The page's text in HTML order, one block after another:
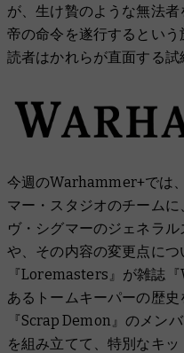
が、生け贄のような無法
帝の命令を遂行するという
読者はかれらが直面する試
今週のWarhammer+では
マー・スタジオのチーム
ヴ・シグマーのジェネラ
や、その内容の変更点につ
『Loremasters』が雑誌
あるトームキーパーの歴史
『Scrap Demon』のメン
を組み立てて、特別なキッ